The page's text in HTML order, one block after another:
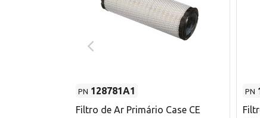
PN 128781A1
Filtro de Ar Primário Case CE
PN